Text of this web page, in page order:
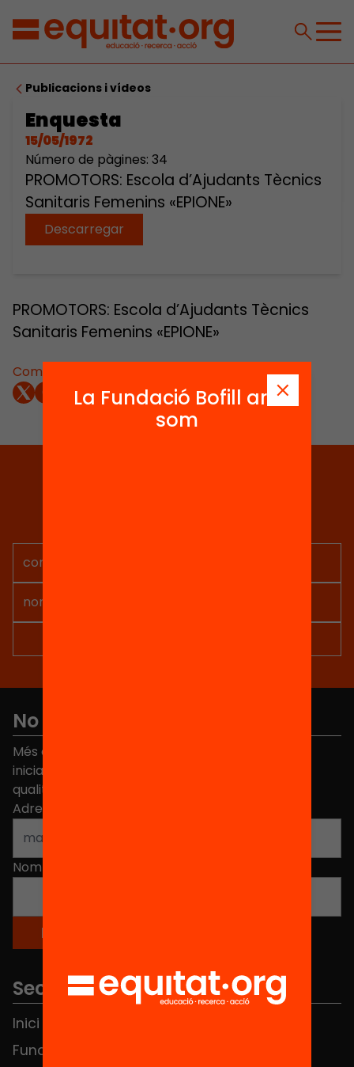
Publicacions i vídeos
Enquesta
15/05/1972
Número de pàgines: 34
PROMOTORS: Escola d’Ajudants Tècnics
Sanitaris Femenins «EPIONE»
Descarregar
Comparteix:
PROMOTORS: Escola d’Ajudants Tècnics
Sanitaris Femenins «EPIONE»
No et perdis res
Més de 40.000 persones ja han triat Equitat. Rep
iniciatives, propostes i projectes per millorar la
qualitat de l'educació a Catalunya.
Adreça electrònica
Nom
Seccions
Inici
Fundació
La Fundació Bofill ara
som